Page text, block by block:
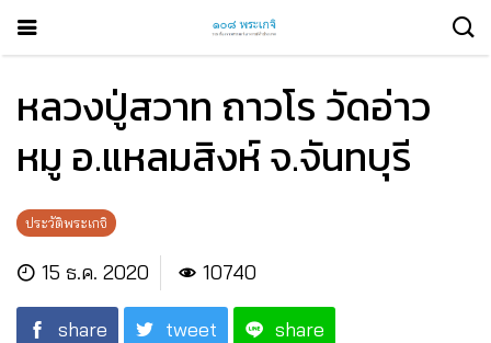
หลวงปู่สวาท ถาวโร วัดอ่าว
หมู อ.แหลมสิงห์ จ.จันทบุรี
ประวัติพระเกจิ
15 ธ.ค. 2020 10740
share tweet share